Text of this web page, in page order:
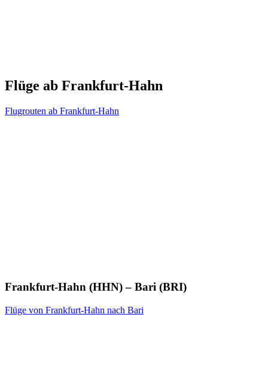
Flüge ab Frankfurt-Hahn
Flugrouten ab Frankfurt-Hahn
Frankfurt-Hahn (HHN) – Bari (BRI)
Flüge von Frankfurt-Hahn nach Bari